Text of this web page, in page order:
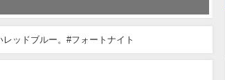
ッドブルー。#フォートナイト